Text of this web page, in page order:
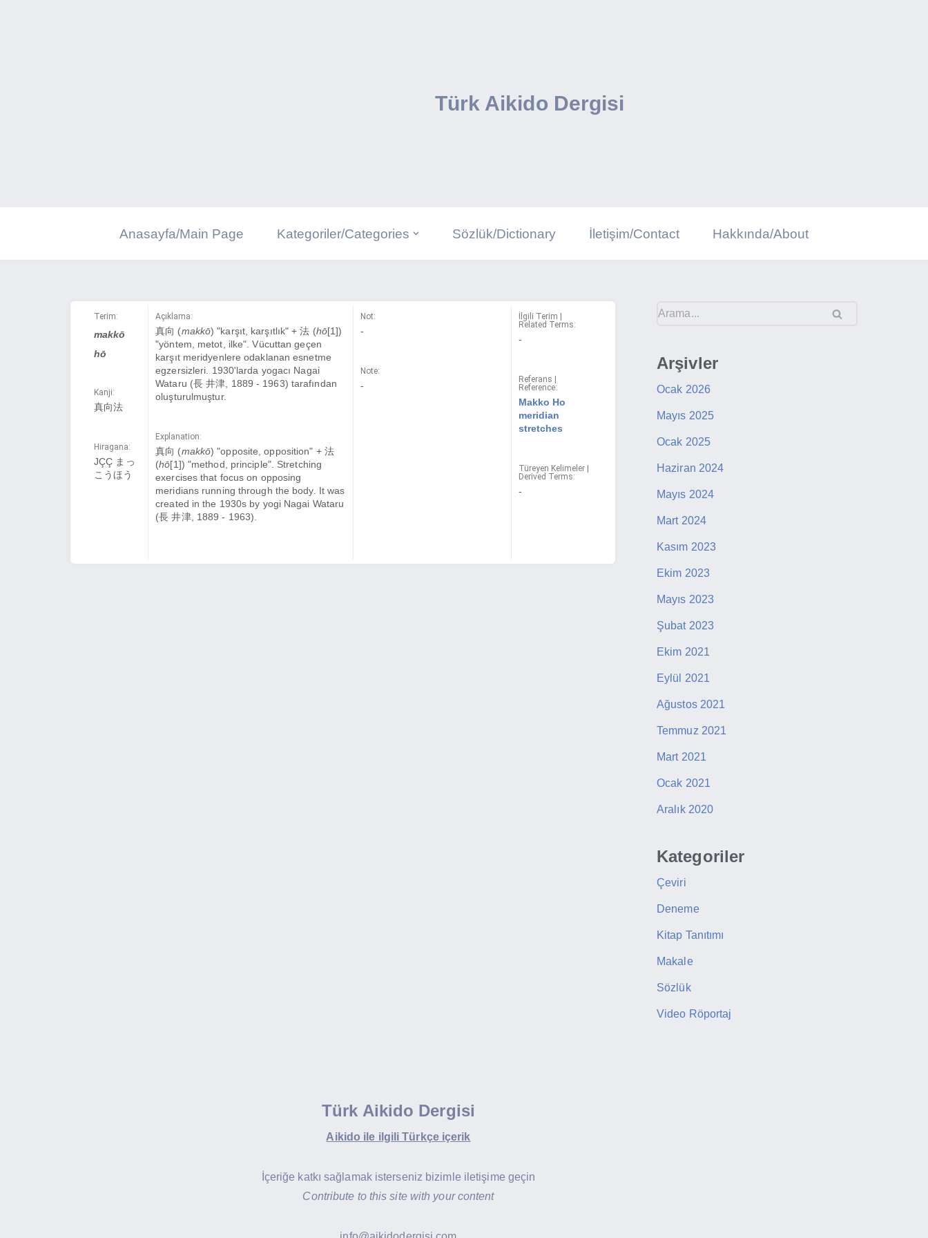
Türk Aikido Dergisi
Anasayfa/Main Page Kategoriler/Categories Sözlük/Dictionary İletişim/Contact Hakkında/About
Terim:
makkō
hō
Kanji:
真向法
Hiragana:
JÇÇ まっ
こうほう
Açıklama:
真向 (makkō) "karşıt, karşıtlık" + 法 (hō[1])
"yöntem, metot, ilke". Vücuttan geçen
karşıt meridyenlere odaklanan esnetme
egzersizleri. 1930'larda yogacı Nagai
Wataru (長 井津, 1889 - 1963) tarafından
oluşturulmuştur.
Explanation:
真向 (makkō) "opposite, opposition" + 法
(hō[1]) "method, principle". Stretching
exercises that focus on opposing
meridians running through the body. It was
created in the 1930s by yogi Nagai Wataru
(長 井津, 1889 - 1963).
Not:
-
Note:
-
İlgili Terim |
Related Terms:
-
Referans |
Reference:
Makko Ho
meridian
stretches
Türeyen Kelimeler |
Derived Terms:
-
Arşivler
Ocak 2026
Mayıs 2025
Ocak 2025
Haziran 2024
Mayıs 2024
Mart 2024
Kasım 2023
Ekim 2023
Mayıs 2023
Şubat 2023
Ekim 2021
Eylül 2021
Ağustos 2021
Temmuz 2021
Mart 2021
Ocak 2021
Aralık 2020
Kategoriler
Çeviri
Deneme
Kitap Tanıtımı
Makale
Sözlük
Video Röportaj
Türk Aikido Dergisi
Aikido ile ilgili Türkçe içerik
İçeriğe katkı sağlamak isterseniz bizimle iletişime geçin
Contribute to this site with your content